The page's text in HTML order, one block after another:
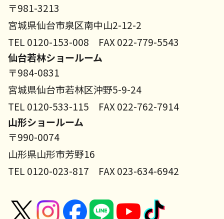
〒981-3213
宮城県仙台市泉区南中山2-12-2
TEL 0120-153-008 FAX 022-779-5543
仙台若林ショールーム
〒984-0831
宮城県仙台市若林区沖野5-9-24
TEL 0120-533-115 FAX 022-762-7914
山形ショールーム
〒990-0074
山形県山形市芳野16
TEL 0120-023-817 FAX 023-634-6942